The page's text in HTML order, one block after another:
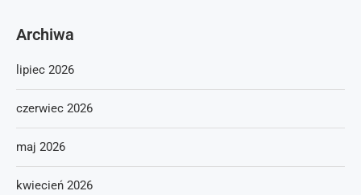
Archiwa
lipiec 2026
czerwiec 2026
maj 2026
kwiecień 2026